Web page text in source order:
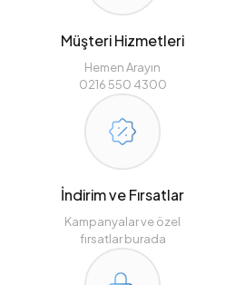
Müşteri Hizmetleri
Hemen Arayın
0216 550 4300
İndirim ve Fırsatlar
Kampanyalar ve özel
fırsatlar burada